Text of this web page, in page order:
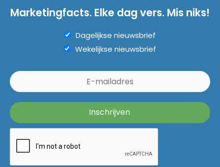
Marketingfacts. Elke dag vers. Mis niks!
Dagelijkse nieuwsbrief
Wekelijkse nieuwsbrief